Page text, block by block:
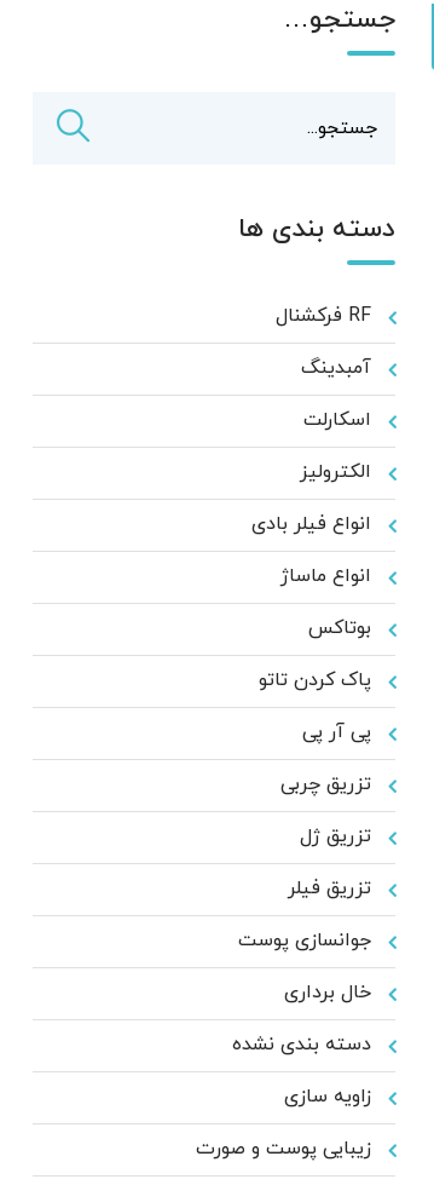
جستجو…
دسته بندی ها
RF فرکشنال
آمبدینگ
اسکارلت
الکترولیز
انواع فیلر بادی
انواع ماساژ
بوتاکس
پاک کردن تاتو
پی آر پی
تزریق چربی
تزریق ژل
تزریق فیلر
جوانسازی پوست
خال برداری
دسته بندی نشده
زاویه سازی
زیبایی پوست و صورت